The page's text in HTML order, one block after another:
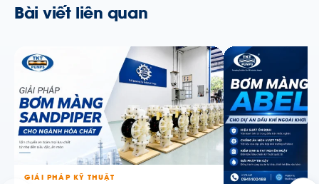
Bài viết liên quan
GIẢI PHÁP KỸ THUẬT